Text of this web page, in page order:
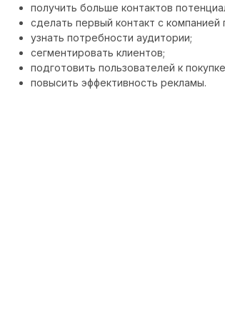
получить больше контактов
сделать первый контакт с компанией
узнать потребности аудитории;
сегментировать клиентов;
подготовить пользователей к
повысить эффективность рекламы.